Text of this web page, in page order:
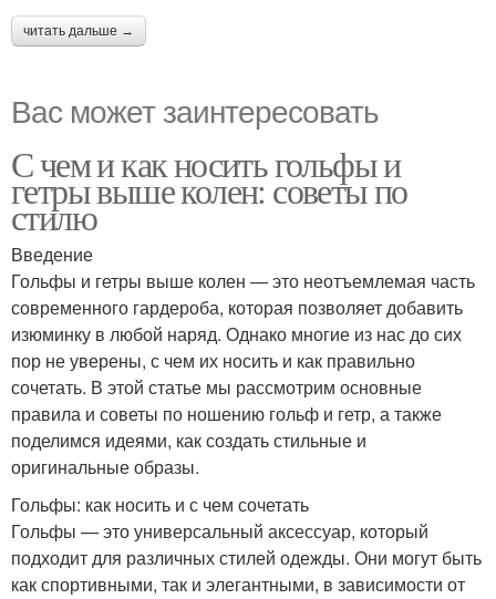
читать дальше →
Вас может заинтересовать
С чем и как носить гольфы и
гетры выше колен: советы по
стилю
Введение
Гольфы и гетры выше колен — это неотъемлемая часть
современного гардероба, которая позволяет добавить
изюминку в любой наряд. Однако многие из нас до сих
пор не уверены, с чем их носить и как правильно
сочетать. В этой статье мы рассмотрим основные
правила и советы по ношению гольф и гетр, а также
поделимся идеями, как создать стильные и
оригинальные образы.
Гольфы: как носить и с чем сочетать
Гольфы — это универсальный аксессуар, который
подходит для различных стилей одежды. Они могут быть
как спортивными, так и элегантными, в зависимости от